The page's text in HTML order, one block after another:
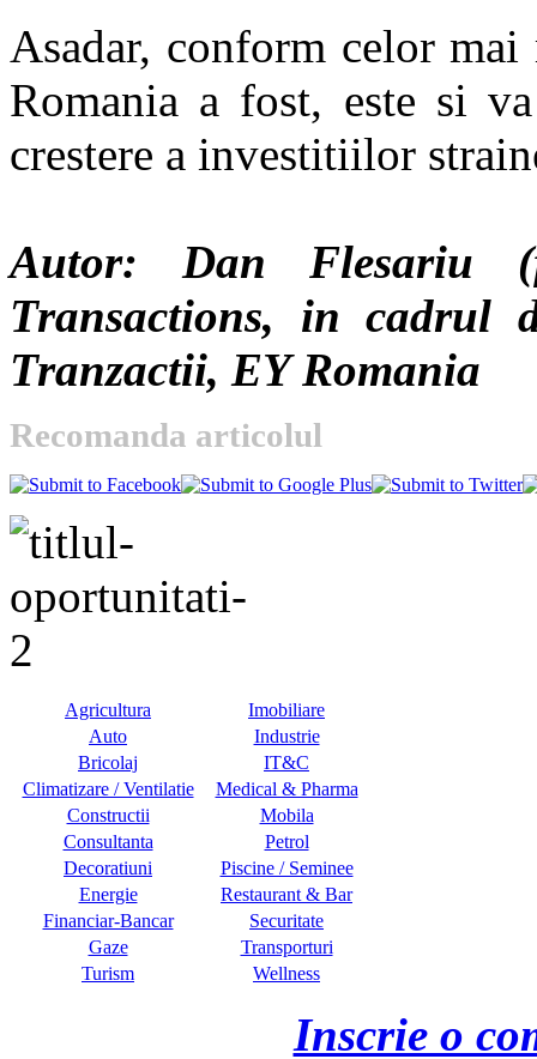
Asadar, conform celor
Romania a fost, este si
crestere a investitiilor
Autor: Dan Flesariu
Transactions, in cadrul
Tranzactii, EY Romania
Recomanda articolul
Agricultura
Imobiliare
Auto
Industrie
Bricolaj
IT&C
Climatizare / Ventilatie
Medical & Pharma
Constructii
Mobila
Consultanta
Petrol
Decoratiuni
Piscine / Seminee
Energie
Restaurant & Bar
Financiar-Bancar
Securitate
Gaze
Transporturi
Turism
Wellness
Inscrie o